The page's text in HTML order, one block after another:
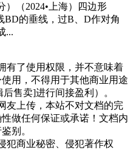
）（2024•上海）四边形
BD的垂线，过B、D作对角
...
有了使用权限，并不意味着
用，不得用于其他商业用途
售卖]进行间接盈利）。
友上传，本站不对文档的完
做任何保证或承诺！文档内
别。
犯商业秘密、侵犯著作权